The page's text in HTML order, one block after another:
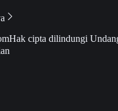
Hak cipta dilindungi